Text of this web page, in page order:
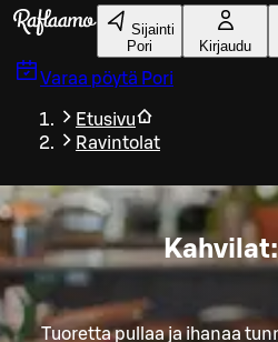
Siirry pääsisältöön
Sijainti
Pori
Kirjaudu
Varaa pöytä Pori
Etusivu
Ravintolat
Tuoretta pullaa ja ihanaa